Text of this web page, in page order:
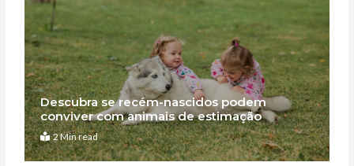
Descubra se recém-nascidos podem
conviver com animais de estimação
2 Min read